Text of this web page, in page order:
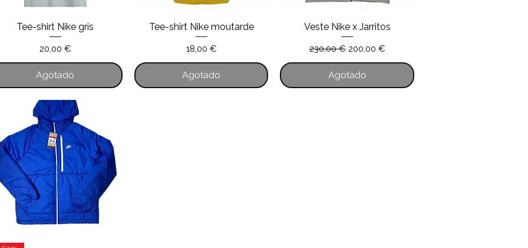
Vista rápida
Tee-shirt Nike gris
Precio
20,00 €
Agotado
Vista rápida
Tee-shirt Nike moutarde
Precio
18,00 €
Agotado
Vista rápida
Veste Nike x Jarritos
Precio
230,00 € Precio de oferta
200,00 €
Agotado